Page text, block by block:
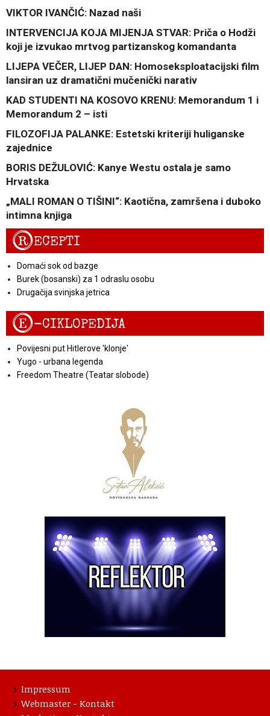
VIKTOR IVANČIĆ: Nazad naši
INTERVENCIJA KOJA MIJENJA STVAR: Priča o Hodži
koji je izvukao mrtvog partizanskog komandanta
LIJEPA VEČER, LIJEP DAN: Homoseksploatacijski film
lansiran uz dramatični mučenički narativ
KAD STUDENTI NA KOSOVO KRENU: Memorandum 1 i
Memorandum 2 – isti
FILOZOFIJA PALANKE: Estetski kriteriji huliganske
zajednice
BORIS DEŽULOVIĆ: Kanye Westu ostala je samo
Hrvatska
„MALI ROMAN O TIŠINI“: Kaotična, zamršena i duboko
intimna knjiga
RECEPTI
Domaći sok od bazge
Burek (bosanski) za 1 odraslu osobu
Drugačija svinjska jetrica
E-CIKLOPEDIJA
Povijesni put Hitlerove 'klonje'
Yugo - urbana legenda
Freedom Theatre (Teatar slobode)
Impressum
Webmaster - Kontakt